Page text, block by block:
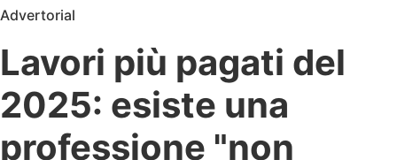
Advertorial
Lavori più pagati del
2025: esiste una
professione "non